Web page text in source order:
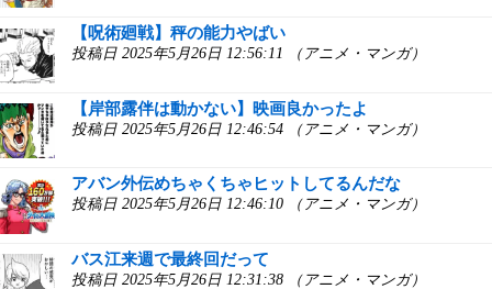
【呪術廻戦】秤の能力やばい
投稿日 2025年5月26日 12:56:11 （アニメ・マンガ）
【岸部露伴は動かない】映画良かったよ
投稿日 2025年5月26日 12:46:54 （アニメ・マンガ）
アバン外伝めちゃくちゃヒットしてるんだな
投稿日 2025年5月26日 12:46:10 （アニメ・マンガ）
バス江来週で最終回だって
投稿日 2025年5月26日 12:31:38 （アニメ・マンガ）